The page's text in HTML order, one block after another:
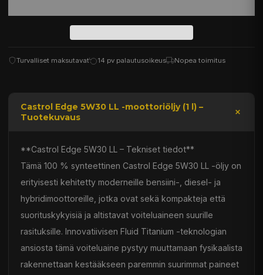
Turvalliset maksutavat 14 pv palautusoikeus Nopea toimitus
Castrol Edge 5W30 LL -moottoriöljy (1 l) –
Tuotekuvaus
**Castrol Edge 5W30 LL – Tekniset tiedot**
Tämä 100 % synteettinen Castrol Edge 5W30 LL -öljy on
erityisesti kehitetty moderneille bensiini-, diesel- ja
hybridimoottoreille, jotka ovat sekä kompakteja että
suorituskykyisiä ja altistavat voiteluaineen suurille
rasituksille. Innovatiivisen Fluid Titanium -teknologian
ansiosta tämä voiteluaine pystyy muuttamaan fysikaalista
rakennettaan kestääkseen paremmin suurimmat paineet